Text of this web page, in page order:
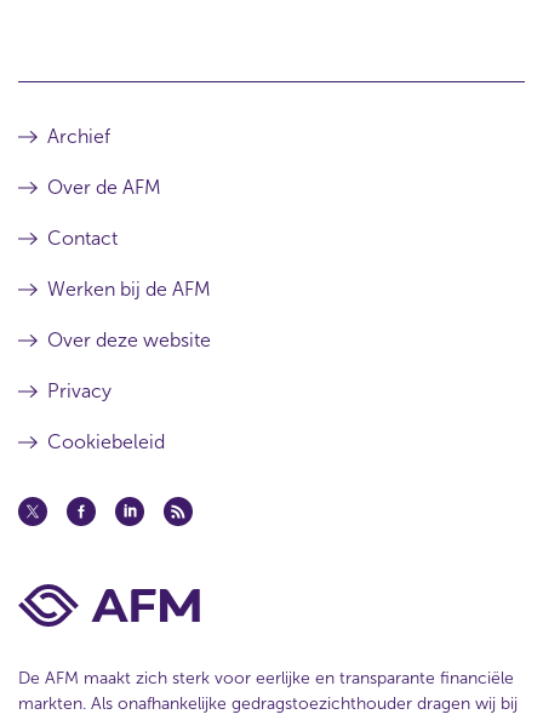
Archief
Over de AFM
Contact
Werken bij de AFM
Over deze website
Privacy
Cookiebeleid
De AFM maakt zich sterk voor eerlijke en transparante financiële
markten. Als onafhankelijke gedragstoezichthouder dragen wij bij